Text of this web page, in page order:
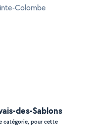
Colombe
des-Sablons
catégorie, pour cette